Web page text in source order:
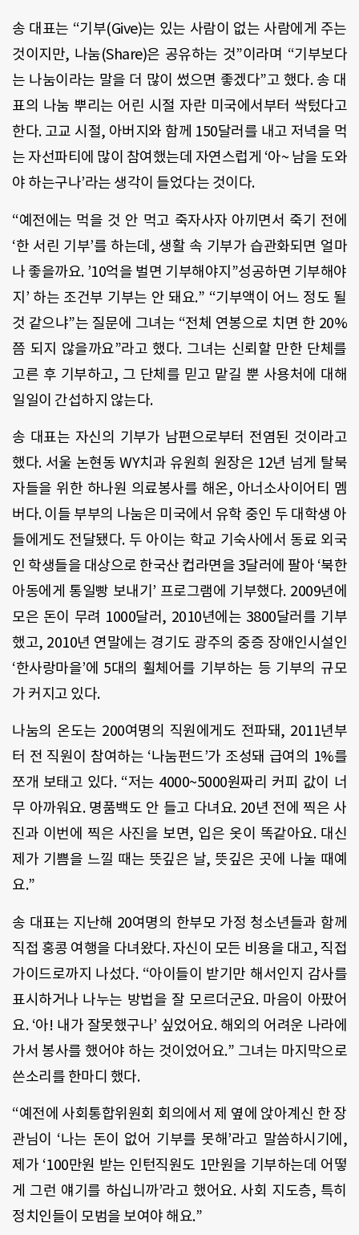
송 대표는 “기부(Give)는 있는 사람이 없는 사람에게 주는
것이지만, 나눔(Share)은 공유하는 것”이라며 “기부보다
는 나눔이라는 말을 더 많이 썼으면 좋겠다”고 했다. 송 대
표의 나눔 뿌리는 어린 시절 자란 미국에서부터 싹텄다고
한다. 고교 시절, 아버지와 함께 150달러를 내고 저녁을 먹
는 자선파티에 많이 참여했는데 자연스럽게 ‘아~ 남을 도와
야 하는구나’라는 생각이 들었다는 것이다.
“예전에는 먹을 것 안 먹고 죽자사자 아끼면서 죽기 전에
‘한 서린 기부’를 하는데, 생활 속 기부가 습관화되면 얼마
나 좋을까요. ’10억을 벌면 기부해야지”성공하면 기부해야
지’ 하는 조건부 기부는 안 돼요.” “기부액이 어느 정도 될
것 같으냐”는 질문에 그녀는 “전체 연봉으로 치면 한 20%
쯤 되지 않을까요”라고 했다. 그녀는 신뢰할 만한 단체를
고른 후 기부하고, 그 단체를 믿고 맡길 뿐 사용처에 대해
일일이 간섭하지 않는다.
송 대표는 자신의 기부가 남편으로부터 전염된 것이라고
했다. 서울 논현동 WY치과 유원희 원장은 12년 넘게 탈북
자들을 위한 하나원 의료봉사를 해온, 아너소사이어티 멤
버다. 이들 부부의 나눔은 미국에서 유학 중인 두 대학생 아
들에게도 전달됐다. 두 아이는 학교 기숙사에서 동료 외국
인 학생들을 대상으로 한국산 컵라면을 3달러에 팔아 ‘북한
아동에게 통일빵 보내기’ 프로그램에 기부했다. 2009년에
모은 돈이 무려 1000달러, 2010년에는 3800달러를 기부
했고, 2010년 연말에는 경기도 광주의 중증 장애인시설인
‘한사랑마을’에 5대의 휠체어를 기부하는 등 기부의 규모
가 커지고 있다.
나눔의 온도는 200여명의 직원에게도 전파돼, 2011년부
터 전 직원이 참여하는 ‘나눔펀드’가 조성돼 급여의 1%를
쪼개 보태고 있다. “저는 4000~5000원짜리 커피 값이 너
무 아까워요. 명품백도 안 들고 다녀요. 20년 전에 찍은 사
진과 이번에 찍은 사진을 보면, 입은 옷이 똑같아요. 대신
제가 기쁨을 느낄 때는 뜻깊은 날, 뜻깊은 곳에 나눌 때예
요.”
송 대표는 지난해 20여명의 한부모 가정 청소년들과 함께
직접 홍콩 여행을 다녀왔다. 자신이 모든 비용을 대고, 직접
가이드로까지 나섰다. “아이들이 받기만 해서인지 감사를
표시하거나 나누는 방법을 잘 모르더군요. 마음이 아팠어
요. ‘아! 내가 잘못했구나’ 싶었어요. 해외의 어려운 나라에
가서 봉사를 했어야 하는 것이었어요.” 그녀는 마지막으로
쓴소리를 한마디 했다.
“예전에 사회통합위원회 회의에서 제 옆에 앉아계신 한 장
관님이 ‘나는 돈이 없어 기부를 못해’라고 말씀하시기에,
제가 ‘100만원 받는 인턴직원도 1만원을 기부하는데 어떻
게 그런 얘기를 하십니까’라고 했어요. 사회 지도층, 특히
정치인들이 모범을 보여야 해요.”